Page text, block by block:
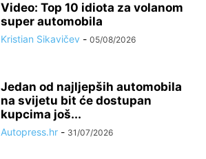
Video: Top 10 idiota za volanom
super automobila
Kristian Sikavičev - 05/08/2026
Jedan od najljepših automobila
na svijetu bit će dostupan
kupcima još...
Autopress.hr - 31/07/2026